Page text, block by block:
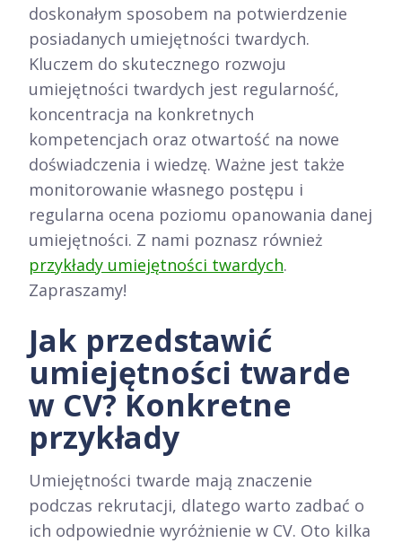
doskonałym sposobem na potwierdzenie
posiadanych umiejętności twardych.
Kluczem do skutecznego rozwoju
umiejętności twardych jest regularność,
koncentracja na konkretnych
kompetencjach oraz otwartość na nowe
doświadczenia i wiedzę. Ważne jest także
monitorowanie własnego postępu i
regularna ocena poziomu opanowania danej
umiejętności. Z nami poznasz również
przykłady umiejętności twardych.
Zapraszamy!
Jak przedstawić
umiejętności twarde
w CV? Konkretne
przykłady
Umiejętności twarde mają znaczenie
podczas rekrutacji, dlatego warto zadbać o
ich odpowiednie wyróżnienie w CV. Oto kilka